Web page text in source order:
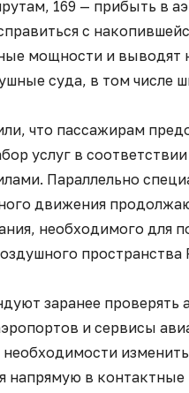
169 — прибыть в
с
мощности и выводят
суда, в том числе
что пассажирам
услуг в
Параллельно
движения
необходимого для
пространства
заранее проверять
и сервисы
необходимости
напрямую в